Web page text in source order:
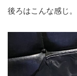
後ろはこんな感じ。